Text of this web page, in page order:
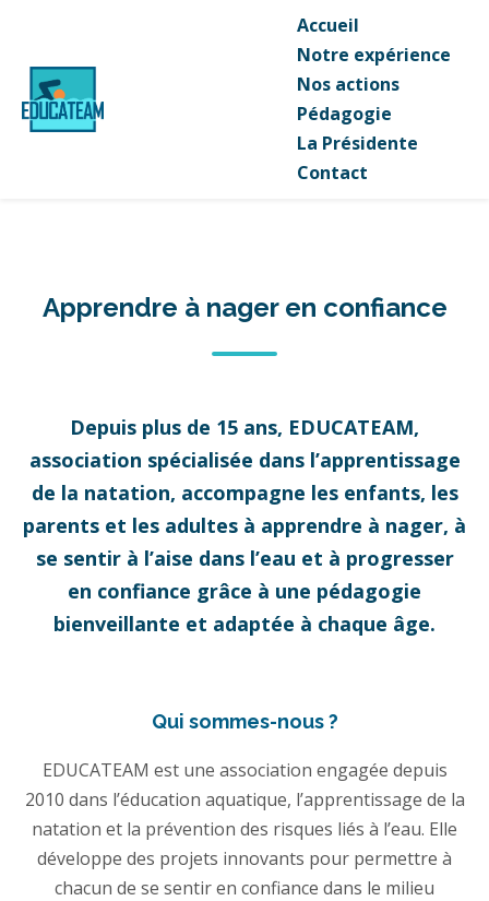
Accueil
Notre expérience
Nos actions
Pédagogie
La Présidente
Contact
Apprendre à nager en confiance
Depuis plus de 15 ans, EDUCATEAM,
association spécialisée dans l’apprentissage
de la natation, accompagne les enfants, les
parents et les adultes à apprendre à nager, à
se sentir à l’aise dans l’eau et à progresser
en confiance grâce à une pédagogie
bienveillante et adaptée à chaque âge.
Qui sommes-nous ?
EDUCATEAM est une association engagée depuis
2010 dans l’éducation aquatique, l’apprentissage de la
natation et la prévention des risques liés à l’eau. Elle
développe des projets innovants pour permettre à
chacun de se sentir en confiance dans le milieu